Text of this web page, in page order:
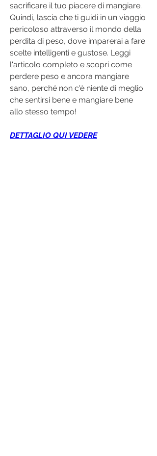
sacrificare il tuo piacere di mangiare.
Quindi, lascia che ti guidi in un viaggio
pericoloso attraverso il mondo della
perdita di peso, dove imparerai a fare
scelte intelligenti e gustose. Leggi
l'articolo completo e scopri come
perdere peso e ancora mangiare
sano, perché non c'è niente di meglio
che sentirsi bene e mangiare bene
allo stesso tempo!
DETTAGLIO QUI VEDERE